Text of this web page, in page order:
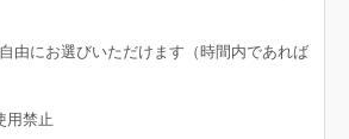
由にお選びいただけます（時間内であれば
用禁止